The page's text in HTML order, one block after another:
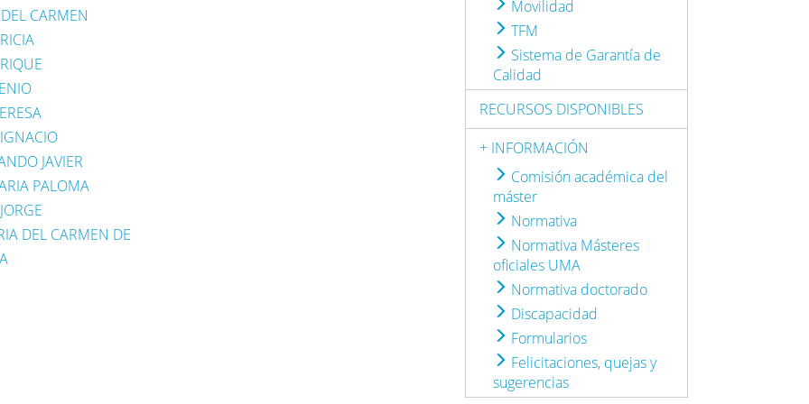
CARMEN
JAVIER
PALOMA
DEL CARMEN DE
Movilidad
TFM
Sistema de Garantía de
Calidad
RECURSOS DISPONIBLES
+ INFORMACIÓN
Comisión académica del
máster
Normativa
Normativa Másteres
oficiales UMA
Normativa doctorado
Discapacidad
Formularios
Felicitaciones, quejas y
sugerencias